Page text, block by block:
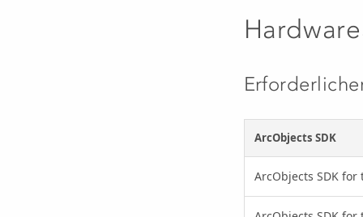
ArcObjects SDK
ArcObjects SDK for